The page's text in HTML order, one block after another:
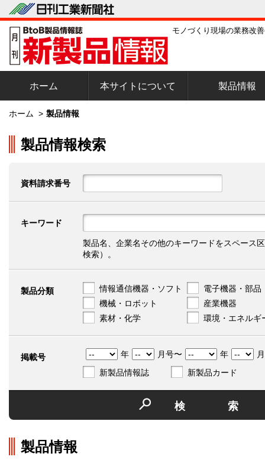
モノづくり現場の業務改
ホーム 本サイトについて 製品情報
ホーム > 製品情報
製品情報検索
資料請求番号
キーワード
製品名、企業名その他のキーワードをスペース
検索）。
製品分類 情報通信機器・ソフト
電子機器・部品
機械・ロボット
産業機器
素材・化学
環境・エネルギ
掲載号 年 月号〜 年
新製品情報誌
新製品カード
検
製品情報